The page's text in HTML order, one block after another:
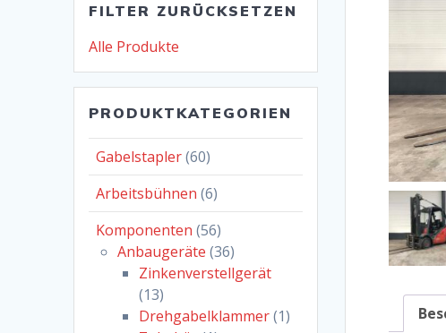
FILTER ZURÜCKSETZEN
Alle Produkte
PRODUKTKATEGORIEN
Gabelstapler(60)
Arbeitsbühnen (6)
Komponenten (56)
Anbaugeräte (36)
Zinkenverstellgerät
(13)
Drehgabelklammer(1)